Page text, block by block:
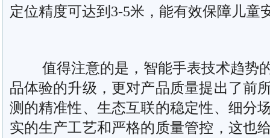
定位精度可达到3-5米，能有效保障儿童
值得注意的是，智能手表技术趋势
品体验的升级，更对产品质量提出了前
测的精准性、生态互联的稳定性、细分
实的生产工艺和严格的质量管控，这也